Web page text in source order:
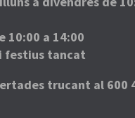
10:00 a 14:00
festius tancat
trucant al 600